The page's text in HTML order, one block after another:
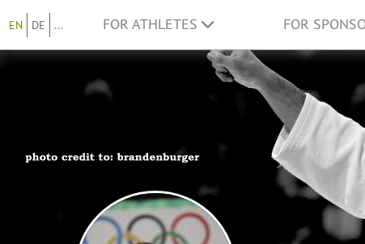
EN DE ... FOR ATHLETES FOR